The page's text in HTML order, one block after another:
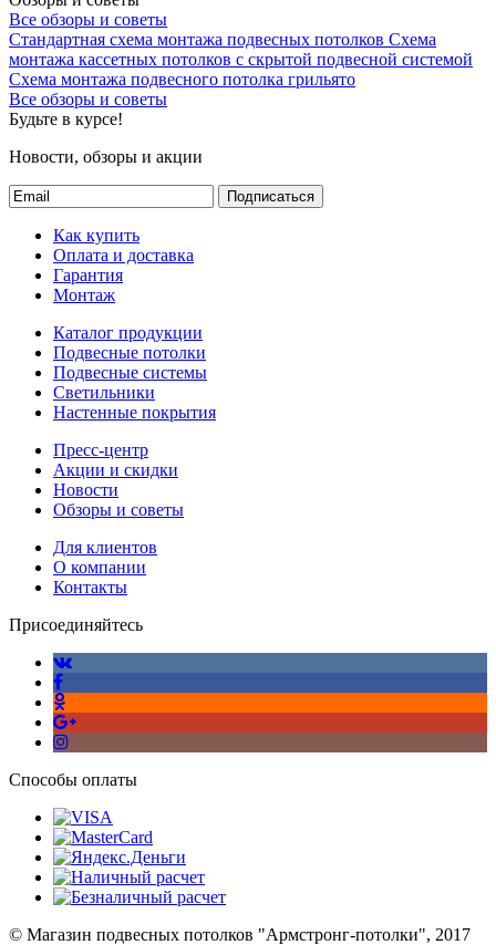
Все обзоры и советы
Стандартная схема монтажа подвесных потолков Схема
монтажа кассетных потолков с скрытой подвесной системой
Схема монтажа подвесного потолка грильято
Все обзоры и советы
Будьте в курсе!
Новости, обзоры и акции
Подписаться
Как купить
Оплата и доставка
Гарантия
Монтаж
Каталог продукции
Подвесные потолки
Подвесные системы
Светильники
Настенные покрытия
Пресс-центр
Акции и скидки
Новости
Обзоры и советы
Для клиентов
О компании
Контакты
Присоединяйтесь
Способы оплаты
© Магазин подвесных потолков "Армстронг-потолки", 2017